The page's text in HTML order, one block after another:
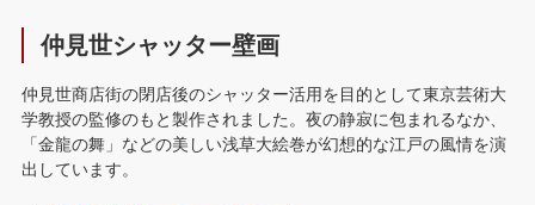
仲見世シャッター壁画
仲見世商店街の閉店後のシャッター活用を目的として東京芸術大
学教授の監修のもと製作されました。夜の静寂に包まれるなか、
「金龍の舞」などの美しい浅草大絵巻が幻想的な江戸の風情を演
出しています。